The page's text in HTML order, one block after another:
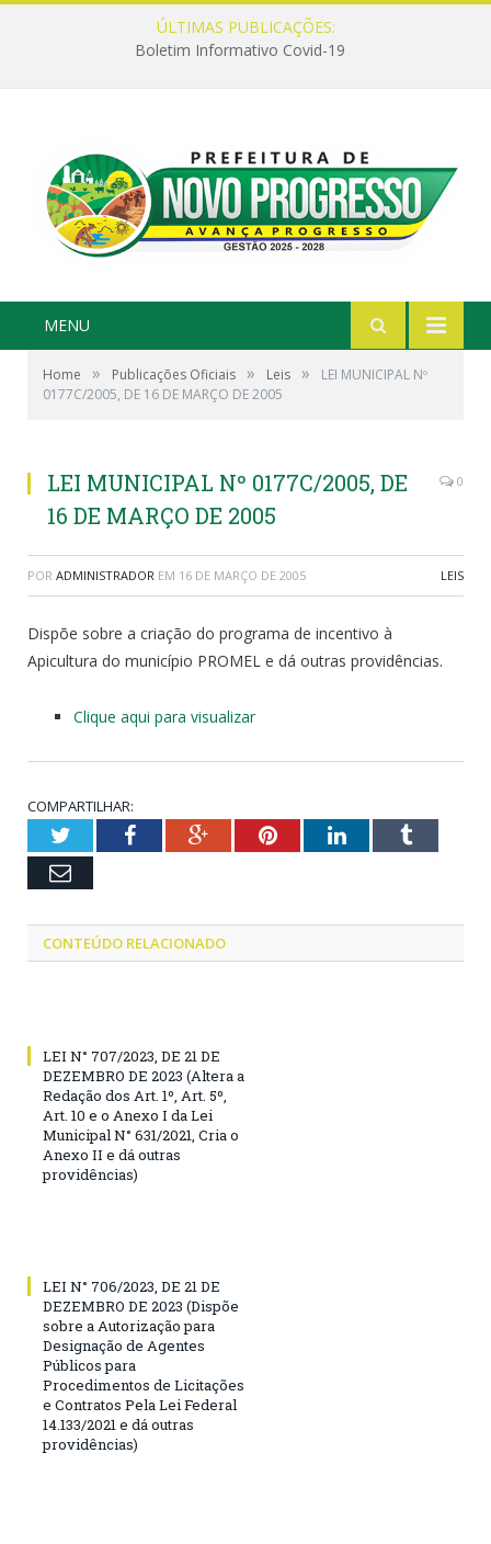
ÚLTIMAS PUBLICAÇÕES:
Boletim Informativo Covid-19
MENU
Home » Publicações Oficiais » Leis »
LEI MUNICIPAL Nº
0177C/2005, DE 16 DE MARÇO DE 2005
LEI MUNICIPAL Nº 0177C/2005, DE
16 DE MARÇO DE 2005
0
POR ADMINISTRADOR EM 16 DE MARÇO DE 2005 LEIS
Dispõe sobre a criação do programa de incentivo à
Apicultura do município PROMEL e dá outras providências.
Clique aqui para visualizar
COMPARTILHAR:
TwitterFacebookGoogle+PinterestLinkedInTumblr
Email
CONTEÚDO RELACIONADO
LEI N° 707/2023, DE 21 DE
DEZEMBRO DE 2023 (Altera a
Redação dos Art. 1º, Art. 5º,
Art. 10 e o Anexo I da Lei
Municipal N° 631/2021, Cria o
Anexo II e dá outras
providências)
LEI N° 706/2023, DE 21 DE
DEZEMBRO DE 2023 (Dispõe
sobre a Autorização para
Designação de Agentes
Públicos para
Procedimentos de Licitações
e Contratos Pela Lei Federal
14.133/2021 e dá outras
providências)